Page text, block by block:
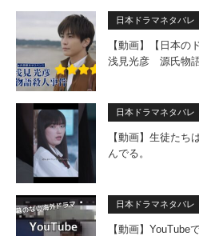
日本ドラマネタバレ
【動画】【日本
浅見光彦 源氏物語
日本ドラマネタバレ
【動画】生徒たち
んでる。
日本ドラマネタバレ
【動画】YouTube